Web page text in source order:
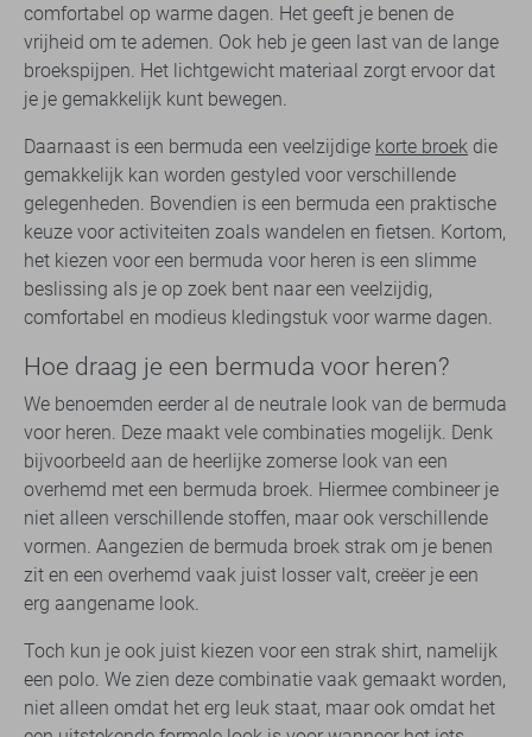
comfortabel op warme dagen. Het geeft je benen de
vrijheid om te ademen. Ook heb je geen last van de lange
broekspijpen. Het lichtgewicht materiaal zorgt ervoor dat
je je gemakkelijk kunt bewegen.
Daarnaast is een bermuda een veelzijdige korte broek die
gemakkelijk kan worden gestyled voor verschillende
gelegenheden. Bovendien is een bermuda een praktische
keuze voor activiteiten zoals wandelen en fietsen. Kortom,
het kiezen voor een bermuda voor heren is een slimme
beslissing als je op zoek bent naar een veelzijdig,
comfortabel en modieus kledingstuk voor warme dagen.
Hoe draag je een bermuda voor heren?
We benoemden eerder al de neutrale look van de bermuda
voor heren. Deze maakt vele combinaties mogelijk. Denk
bijvoorbeeld aan de heerlijke zomerse look van een
overhemd met een bermuda broek. Hiermee combineer je
niet alleen verschillende stoffen, maar ook verschillende
vormen. Aangezien de bermuda broek strak om je benen
zit en een overhemd vaak juist losser valt, creëer je een
erg aangename look.
Toch kun je ook juist kiezen voor een strak shirt, namelijk
een polo. We zien deze combinatie vaak gemaakt worden,
niet alleen omdat het erg leuk staat, maar ook omdat het